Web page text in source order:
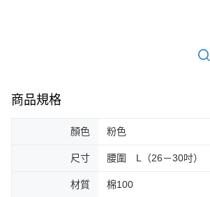
商品規格
顏色 粉色
尺寸 腰圍 L（26－30吋）
材質 棉100